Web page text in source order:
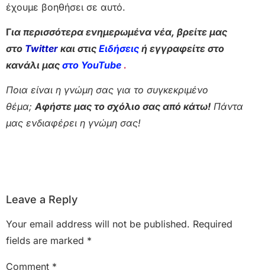
έχουμε βοηθήσει σε αυτό.
Για περισσότερα ενημερωμένα νέα, βρείτε μας
στο Twitter και στις Ειδήσεις ή εγγραφείτε στο
κανάλι μας στο YouTube .
Ποια είναι η γνώμη σας για το συγκεκριμένο
θέμα;Αφήστε μας το σχόλιο σας από κάτω! Πάντα
μας ενδιαφέρει η γνώμη σας!
Leave a Reply
Your email address will not be published. Required
fields are marked *
Comment *